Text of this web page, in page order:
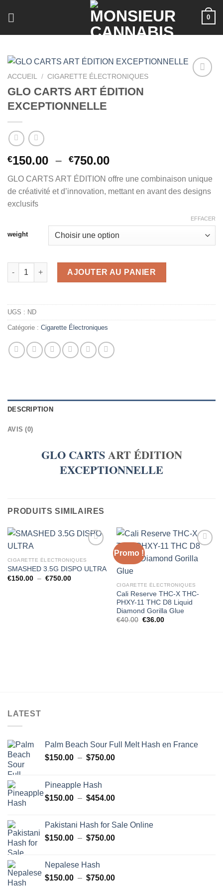
0
ACCUEIL / CIGARETTE ÉLECTRONIQUES
GLO CARTS ART ÉDITION
EXCEPTIONNELLE
€150.00 – €750.00Plage
prix :
€150.00
GLO CARTS ART ÉDITION offre une combinaison unique
de créativité et d’innovation, mettant en avant des designs
exclusifs
weight
EFFACER
quantité de GLO CARTS ART ÉDITION EXCEPTIONNELLE
AJOUTER AU PANIER
UGS : ND
Catégorie : Cigarette Électroniques
DESCRIPTION
AVIS (0)
GLO CARTSART ÉDITION
EXCEPTIONNELLE
PRODUITS SIMILAIRES
CIGARETTE ÉLECTRONIQUES
SMASHED 3.5G DISPO ULTRA
€150.00 – €750.00Plage
Promo !
CIGARETTE ÉLECTRONIQUES
Cali Reserve THC-X THC-
PHXY-11 THC D8 Liquid
Diamond Gorilla Glue
€40.00 Le
€36.00Le
LATEST
Palm Beach Sour Full Melt Hash en France
$150.00 – $750.00Plage
à
Pineapple Hash
$150.00 – $454.00Plage
$150.00
à
Pakistani Hash for Sale Online
$150.00 – $750.00Plage
à
Nepalese Hash
$150.00 – $750.00Plage